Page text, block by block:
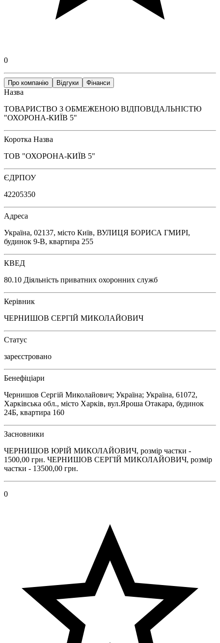
0
Про компанію Відгуки Фінанси
Назва
ТОВАРИСТВО З ОБМЕЖЕНОЮ ВІДПОВІДАЛЬНІСТЮ
"ОХОРОНА-КИЇВ 5"
Коротка Назва
ТОВ "ОХОРОНА-КИЇВ 5"
ЄДРПОУ
42205350
Адреса
Україна, 02137, місто Київ, ВУЛИЦЯ БОРИСА ГМИРІ,
будинок 9-В, квартира 255
КВЕД
80.10 Діяльність приватних охоронних служб
Керівник
ЧЕРНИШОВ СЕРГІЙ МИКОЛАЙОВИЧ
Статус
зареєстровано
Бенефіціари
Чернишов Сергій Миколайович; Україна; Україна, 61072,
Харківська обл., місто Харків, вул.Яроша Отакара, будинок
24Б, квартира 160
Засновники
ЧЕРНИШОВ ЮРІЙ МИКОЛАЙОВИЧ, розмір частки -
1500,00 грн. ЧЕРНИШОВ СЕРГІЙ МИКОЛАЙОВИЧ, розмір
частки - 13500,00 грн.
0